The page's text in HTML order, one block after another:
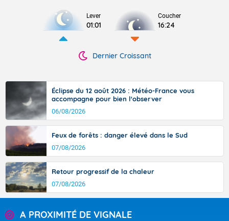
Lever
01:01
Coucher
16:24
Dernier Croissant
Éclipse du 12 août 2026 : Météo-France vous
accompagne pour bien l'observer
06/08/2026
Feux de forêts : danger élevé dans le Sud
07/08/2026
Retour progressif de la chaleur
07/08/2026
A PROXIMITÉ DE VIGNALE